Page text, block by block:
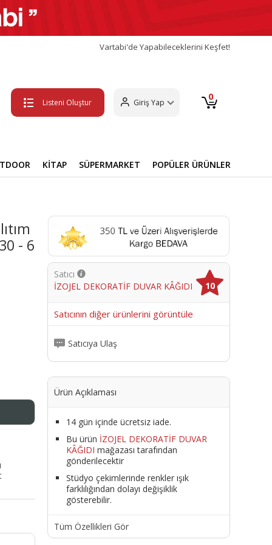
Vartabi'de Yapabileceklerini Keşfet!
Listeni Oluştur Giriş Yap 0
KİTAP SÜPERMARKET POPÜLER ÜRÜNLER
- 6
Satıcı
İZOJEL DEKORATİF DUVAR KÂĞIDI
10
Satıcının diğer ürünlerini görüntüle
Satıcıya Ulaş
Ürün Açıklaması
14 gün içinde ücretsiz iade.
Bu ürün İZOJEL DEKORATİF DUVAR
KÂĞIDI mağazası tarafından
gönderilecektir
Stüdyo çekimlerinde renkler ışık
farklılığından dolayı değişiklik
gösterebilir.
Tüm Özellikleri Gör